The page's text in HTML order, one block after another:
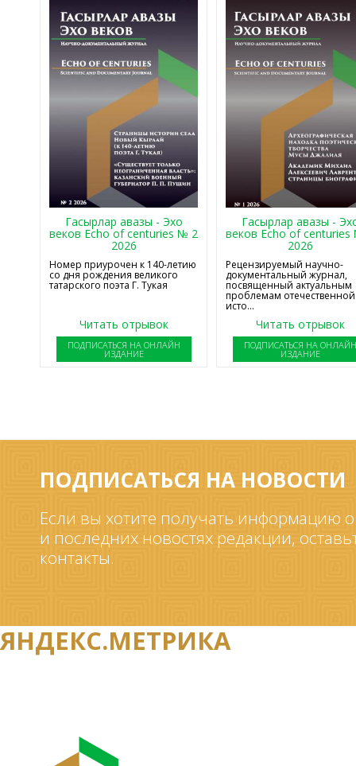
Гасырлар авазы - Эхо
веков Echo of centuries № 2
2026
Номер приурочен к 140-летию
со дня рождения великого
татарского поэта Г. Тукая
Читать отрывок
ПОДПИСАТЬСЯ НА ОНЛАЙН
ИЗДАНИЕ
Гасырлар авазы -
веков Echo of
2026
Рецензируемый научно-
документальный журнал,
посвященный актуальным
проблемам отечественной
исто...
Читать отрывок
ПОДПИСАТЬСЯ НА
ИЗДАНИЕ
ПОДПИСАТЬСЯ НА НОВОСТИ
Если вы хотите получать информацию
и последних новостях редакции,
контакты.
ЯНДЕКС.МЕТРИКА